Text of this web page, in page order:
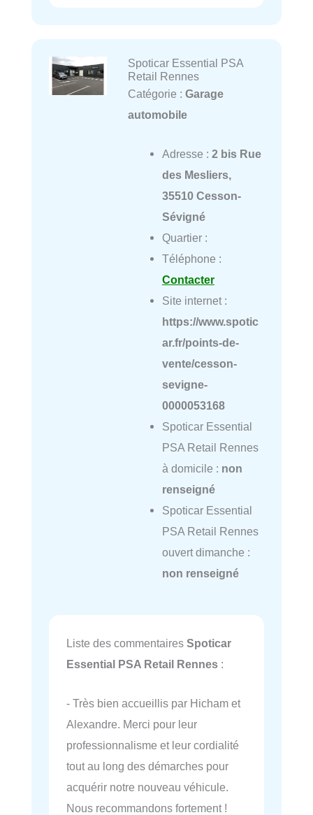
Spoticar Essential PSA
Retail Rennes
Catégorie : Garage
automobile
Adresse : 2 bis Rue
des Mesliers,
35510 Cesson-
Sévigné
Quartier :
Téléphone :
Contacter
Site internet :
https://www.spotic
ar.fr/points-de-
vente/cesson-
sevigne-
0000053168
Spoticar Essential
PSA Retail Rennes
à domicile : non
renseigné
Spoticar Essential
PSA Retail Rennes
ouvert dimanche :
non renseigné
Liste des commentaires Spoticar
Essential PSA Retail Rennes :
- Très bien accueillis par Hicham et
Alexandre. Merci pour leur
professionnalisme et leur cordialité
tout au long des démarches pour
acquérir notre nouveau véhicule.
Nous recommandons fortement !